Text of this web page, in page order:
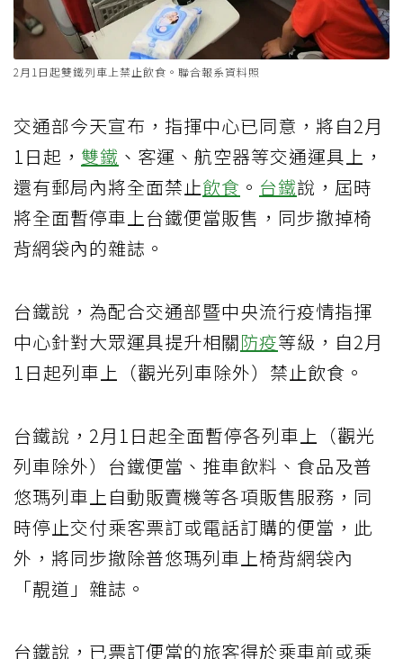
2月1日起雙鐵列車上禁止飲食。聯合報系資料照
交通部今天宣布，指揮中心已同意，將自2月
1日起， 雙鐵 、客運、航空器等交通運具上，
還有郵局內將全面禁止飲食 。 台鐵說，屆時
將全面暫停車上台鐵便當販售，同步撤掉椅
背網袋內的雜誌。
台鐵說，為配合交通部暨中央流行疫情指揮
中心針對大眾運具提升相關防疫等級，自2月
1日起列車上（觀光列車除外）禁止飲食。
台鐵說，2月1日起全面暫停各列車上（觀光
列車除外）台鐵便當、推車飲料、食品及普
悠瑪列車上自動販賣機等各項販售服務，同
時停止交付乘客票訂或電話訂購的便當，此
外，將同步撤除普悠瑪列車上椅背網袋內
「靚道」雜誌。
台鐵說，已票訂便當的旅客得於乘車前或乘